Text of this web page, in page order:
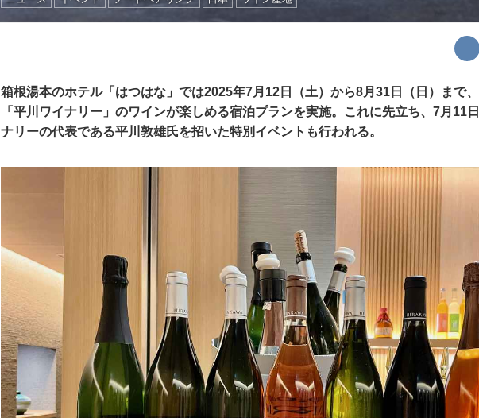
箱根湯本のホテル「はつはな」では2025年7月12日（土）から8月31日（日）まで
「平川ワイナリー」のワインが楽しめる宿泊プランを実施。これに先立ち、7月11
ナリーの代表である平川敦雄氏を招いた特別イベントも行われる。